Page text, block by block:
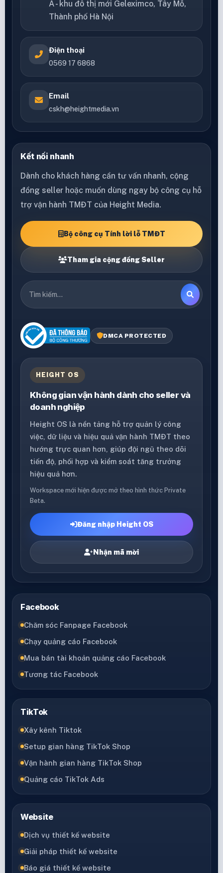
A - khu đô thị mới Geleximco, Tây Mỗ,
Thành phố Hà Nội
Điện thoại
0569 17 6868
Email
cskh@heightmedia.vn
Kết nối nhanh
Dành cho khách hàng cần tư vấn nhanh, cộng
đồng seller hoặc muốn dùng ngay bộ công cụ hỗ
trợ vận hành TMĐT của Height Media.
Bộ công cụ Tính lời lỗ TMĐT
Tham gia cộng đồng Seller
DMCA PROTECTED
HEIGHT OS
Không gian vận hành dành cho seller và
doanh nghiệp
Height OS là nền tảng hỗ trợ quản lý công
việc, dữ liệu và hiệu quả vận hành TMĐT theo
hướng trực quan hơn, giúp đội ngũ theo dõi
tiến độ, phối hợp và kiểm soát tăng trưởng
hiệu quả hơn.
Workspace mới hiện được mở theo hình thức Private
Beta.
Đăng nhập Height OS
Nhận mã mời
Facebook
Chăm sóc Fanpage Facebook
Chạy quảng cáo Facebook
Mua bán tài khoản quảng cáo Facebook
Tương tác Facebook
TikTok
Xây kênh Tiktok
Setup gian hàng TikTok Shop
Vận hành gian hàng TikTok Shop
Quảng cáo TikTok Ads
Website
Dịch vụ thiết kế website
Giải pháp thiết kế website
Báo giá thiết kế website